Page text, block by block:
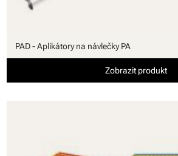
PAD - Aplikátory na návlečky PA
Zobrazit produkt